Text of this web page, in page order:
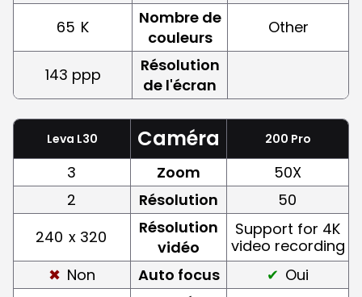
65 K
Nombre de
couleurs
Other
143 ppp
Résolution
de l'écran
Leva L30 Caméra 200 Pro
3 Zoom
50X
2
Résolution
50
240 x 320
Résolution
vidéo
Support for 4K
video recording
Non
Auto focus
Oui